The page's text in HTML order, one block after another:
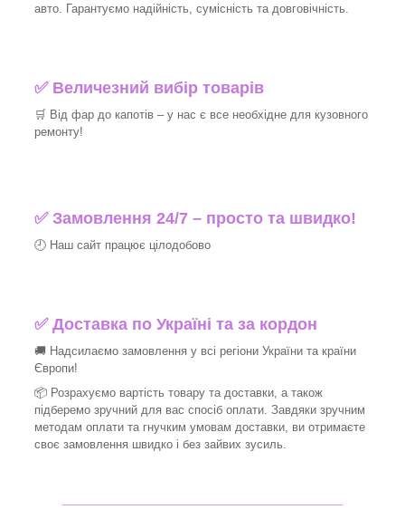
авто. Гарантуємо надійність, сумісність та довговічність.
✅ Величезний вибір товарів
🛒 Від фар до капотів – у нас є все необхідне для кузовного
ремонту!
✅ Замовлення 24/7 – просто та швидко!
🕘 Наш сайт працює цілодобово
✅ Доставка по Україні та за кордон
🚚 Надсилаємо замовлення у всі регіони України та країни
Європи!
📦 Розрахуємо вартість товару та доставки, а також
підберемо зручний для вас спосіб оплати. Завдяки зручним
методам оплати та гнучким умовам доставки, ви отримаєте
своє замовлення швидко і без зайвих зусиль.